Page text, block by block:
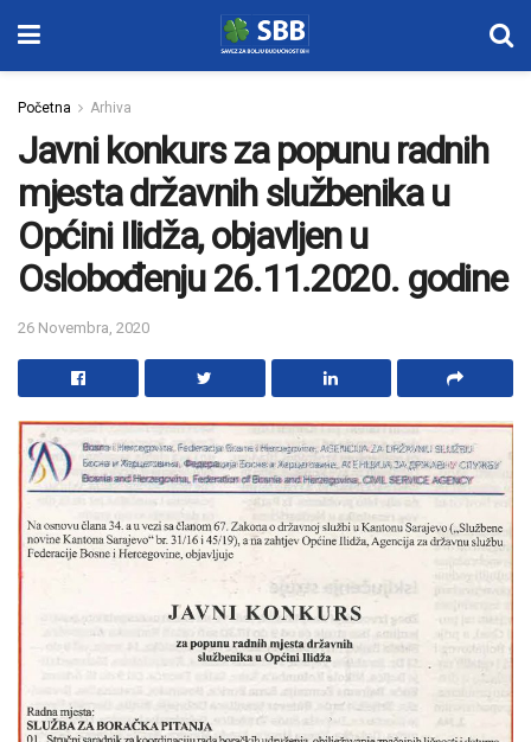
Početna Arhiva
Javni konkurs za popunu radnih
mjesta državnih službenika u
Općini Ilidža, objavljen u
Oslobođenju 26.11.2020. godine
26 Novembra, 2020